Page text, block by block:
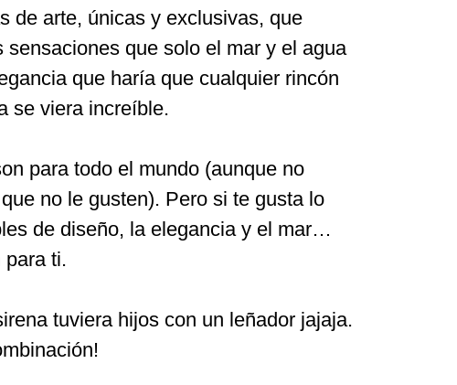
de arte, únicas y exclusivas, que
sensaciones que solo el mar y el agua
que haría que cualquier rincón
se viera increíble.
para todo el mundo (aunque no
no le gusten). Pero si te gusta lo
de diseño, la elegancia y el mar…
para ti.
tuviera hijos con un leñador jajaja.